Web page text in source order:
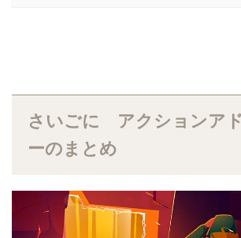
さいごに アクションア
ーのまとめ